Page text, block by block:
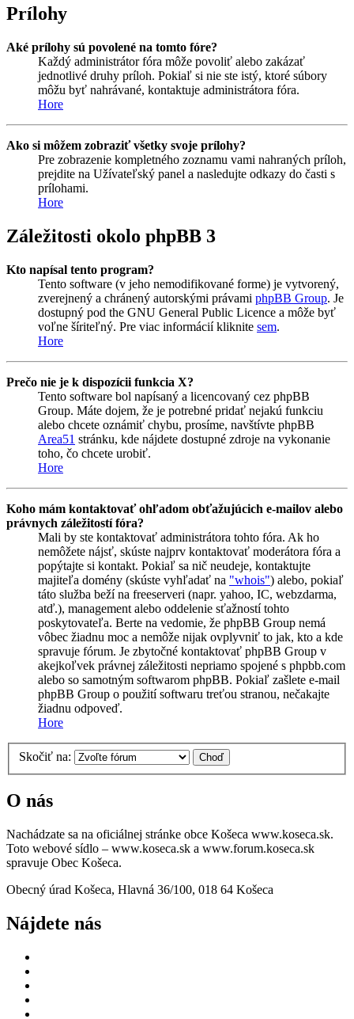
Prílohy
Aké prílohy sú povolené na tomto fóre?
Každý administrátor fóra môže povoliť alebo zakázať
jednotlivé druhy príloh. Pokiaľ si nie ste istý, ktoré súbory
môžu byť nahrávané, kontaktuje administrátora fóra.
Hore
Ako si môžem zobraziť všetky svoje prílohy?
Pre zobrazenie kompletného zoznamu vami nahraných príloh,
prejdite na Užívateľský panel a nasledujte odkazy do časti s
prílohami.
Hore
Záležitosti okolo phpBB 3
Kto napísal tento program?
Tento software (v jeho nemodifikované forme) je vytvorený,
zverejnený a chránený autorskými právami phpBB Group. Je
dostupný pod the GNU General Public Licence a môže byť
voľne šíriteľný. Pre viac informácií kliknite sem.
Hore
Prečo nie je k dispozícii funkcia X?
Tento software bol napísaný a licencovaný cez phpBB
Group. Máte dojem, že je potrebné pridať nejakú funkciu
alebo chcete oznámiť chybu, prosíme, navštívte phpBB
Area51 stránku, kde nájdete dostupné zdroje na vykonanie
toho, čo chcete urobiť.
Hore
Koho mám kontaktovať ohľadom obťažujúcich e-mailov alebo
právnych záležitostí fóra?
Mali by ste kontaktovať administrátora tohto fóra. Ak ho
nemôžete nájsť, skúste najprv kontaktovať moderátora fóra a
popýtajte si kontakt. Pokiaľ sa nič neudeje, kontaktujte
majiteľa domény (skúste vyhľadať na "whois") alebo, pokiaľ
táto služba beží na freeserveri (napr. yahoo, IC, webzdarma,
atď.), management alebo oddelenie sťažností tohto
poskytovateľa. Berte na vedomie, že phpBB Group nemá
vôbec žiadnu moc a nemôže nijak ovplyvniť to jak, kto a kde
spravuje fórum. Je zbytočné kontaktovať phpBB Group v
akejkoľvek právnej záležitosti nepriamo spojené s phpbb.com
alebo so samotným softwarom phpBB. Pokiaľ zašlete e-mail
phpBB Group o použití softwaru treťou stranou, nečakajte
žiadnu odpoveď.
Hore
Skočiť na:
O nás
Nachádzate sa na oficiálnej stránke obce Košeca www.koseca.sk.
Toto webové sídlo – www.koseca.sk a www.forum.koseca.sk
spravuje Obec Košeca.
Obecný úrad Košeca, Hlavná 36/100, 018 64 Košeca
Nájdete nás